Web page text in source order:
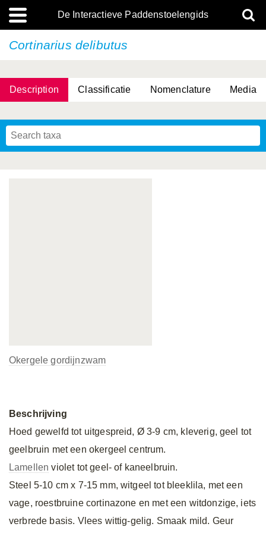
De Interactieve Paddenstoelengids
Cortinarius delibutus
Description Classificatie Nomenclature Media
Okergele gordijnzwam
Beschrijving
Hoed gewelfd tot uitgespreid, Ø 3-9 cm, kleverig, geel tot
geelbruin met een okergeel centrum.
Lamellen violet tot geel- of kaneelbruin.
Steel 5-10 cm x 7-15 mm, witgeel tot bleeklila, met een
vage, roestbruine cortinazone en met een witdonzige, iets
verbrede basis. Vlees wittig-gelig. Smaak mild. Geur